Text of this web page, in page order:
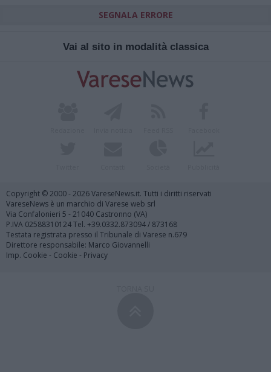
SEGNALA ERRORE
Vai al sito in modalità classica
Copyright © 2000 - 2026 VareseNews.it. Tutti i diritti riservati
VareseNews è un marchio di Varese web srl
Via Confalonieri 5 - 21040 Castronno (VA)
P.IVA 02588310124 Tel. +39.0332.873094 / 873168
Testata registrata presso il Tribunale di Varese n.679
Direttore responsabile: Marco Giovannelli
Imp. Cookie - Cookie - Privacy